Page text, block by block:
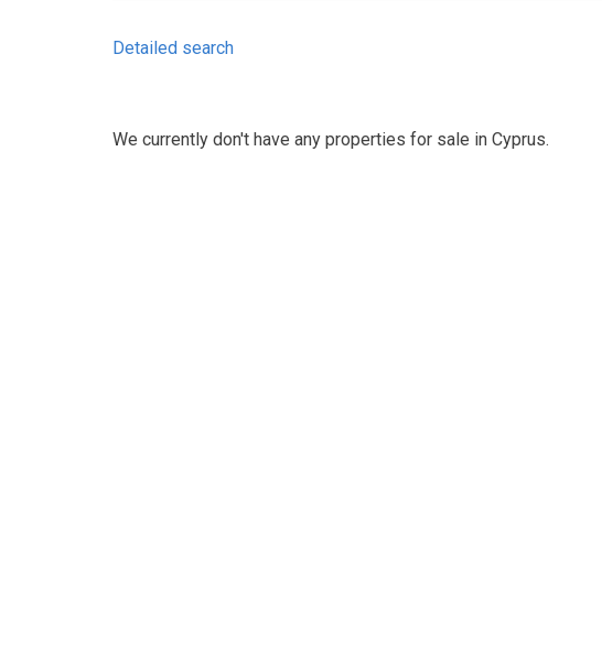
Detailed search
We currently don't have any properties for sale in Cyprus.